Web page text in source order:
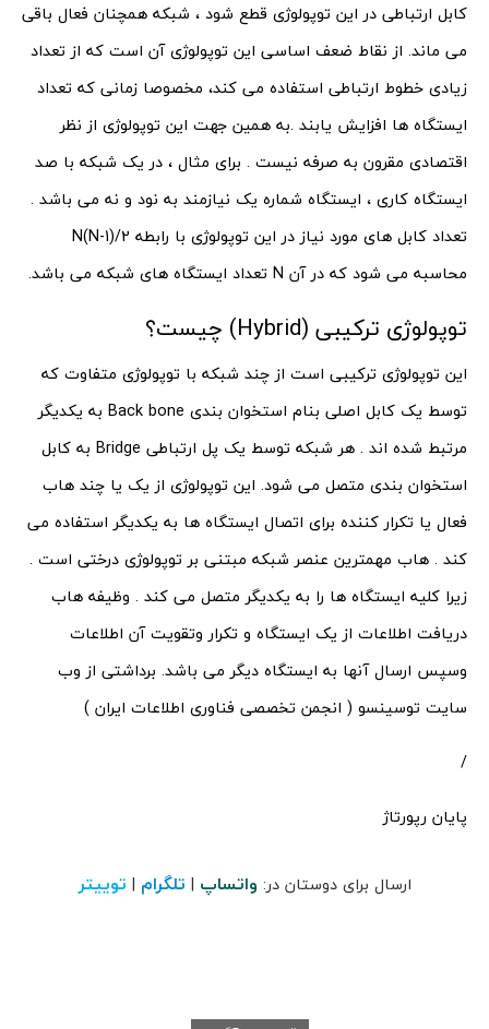
کابل ارتباطی در این توپولوژی قطع شود ، شبکه همچنان فعال باقی
می ماند. از نقاط ضعف اساسی این توپولوژی آن است که از تعداد
زیادی خطوط ارتباطی استفاده می کند، مخصوصا زمانی که تعداد
ایستگاه ها افزایش یابند .به همین جهت این توپولوژی از نظر
اقتصادی مقرون به صرفه نیست . برای مثال ، در یک شبکه با صد
ایستگاه کاری ، ایستگاه شماره یک نیازمند به نود و نه می باشد .
تعداد کابل های مورد نیاز در این توپولوژی با رابطه N(N-1)/2
محاسبه می شود که در آن N تعداد ایستگاه های شبکه می باشد.
توپولوژی ترکیبی (Hybrid) چیست؟
این توپولوژی ترکیبی است از چند شبکه با توپولوژی متفاوت که
توسط یک کابل اصلی بنام استخوان بندی Back bone به یکدیگر
مرتبط شده اند . هر شبکه توسط یک پل ارتباطی Bridge به کابل
استخوان بندی متصل می شود. این توپولوژی از یک یا چند هاب
فعال یا تکرار کننده برای اتصال ایستگاه ها به یکدیگر استفاده می
کند . هاب مهمترین عنصر شبکه مبتنی بر توپولوژی درختی است .
زیرا کلیه ایستگاه ها را به یکدیگر متصل می کند . وظیفه هاب
دریافت اطلاعات از یک ایستگاه و تکرار وتقویت آن اطلاعات
وسپس ارسال آنها به ایستگاه دیگر می باشد. برداشتی از وب
سایت توسینسو ( انجمن تخصصی فناوری اطلاعات ایران )
/
پایان رپورتاژ
ارسال برای دوستان در: واتساپ | تلگرام | توییتر